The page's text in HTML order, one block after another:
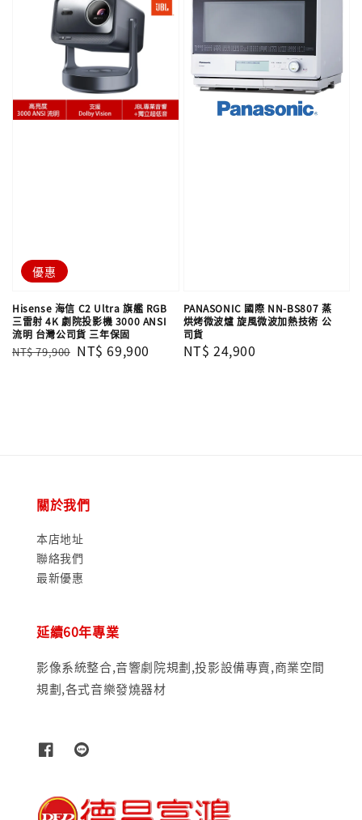
優惠
Hisense 海信 C2 Ultra 旗艦 RGB
三雷射 4K 劇院投影機 3000 ANSI
流明 台灣公司貨 三年保固
Regular
NT$ 79,900 Sale
NT$ 69,900
PANASONIC 國際 NN-BS807 蒸
烘烤微波爐 旋風微波加熱技術 公
司貨
Regular
NT$ 24,900
關於我們
本店地址
聯絡我們
最新優惠
延續60年專業
影像系統整合,音響劇院規劃,投影設備專賣,商業空間
規劃,各式音樂發燒器材